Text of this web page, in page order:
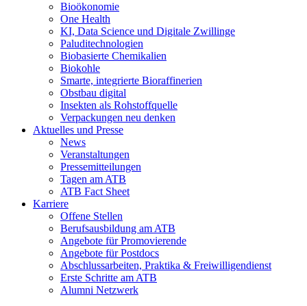
Bioökonomie
One Health
KI, Data Science und Digitale Zwillinge
Paluditechnologien
Biobasierte Chemikalien
Biokohle
Smarte, integrierte Bioraffinerien
Obstbau digital
Insekten als Rohstoffquelle
Verpackungen neu denken
Aktuelles und Presse
News
Veranstaltungen
Pressemitteilungen
Tagen am ATB
ATB Fact Sheet
Karriere
Offene Stellen
Berufsausbildung am ATB
Angebote für Promovierende
Angebote für Postdocs
Abschlussarbeiten, Praktika & Freiwilligendienst
Erste Schritte am ATB
Alumni Netzwerk